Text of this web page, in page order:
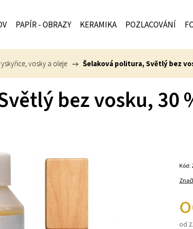
PAPÍR - OBRAZY KERAMIKA POZLACOVÁNÍ
vosky a oleje / Šelaková politura, Světlý bez
bez vosku, 30
od
Kód: